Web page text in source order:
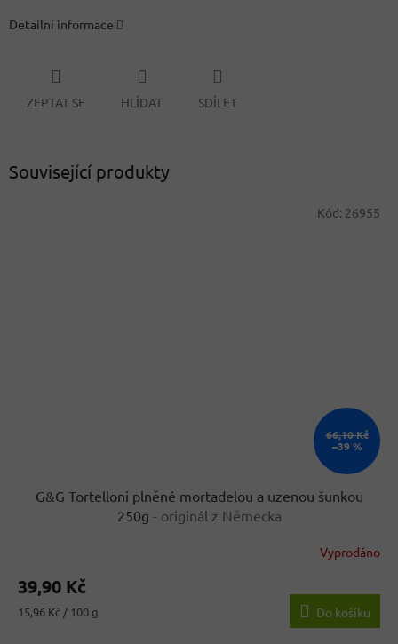
Detailní informace
ZEPTAT SE HLÍDAT SDÍLET
Související produkty
66,10 Kč
–39 %
G&G Tortelloni plněné mortadelou a uzenou šunkou
250g - originál z Německa
produktu
4,4
Vyprodáno
39,90 Kč
Měrná
15,96 Kč / 100 g Do košíku
Kód: 26955